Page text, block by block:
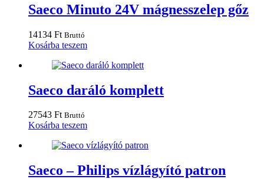
Saeco Minuto 24V mágnesszelep gőz
14134 Ft Bruttó
Kosárba teszem
Saeco daráló komplett
27543 Ft Bruttó
Kosárba teszem
Saeco – Philips vízlágyító patron